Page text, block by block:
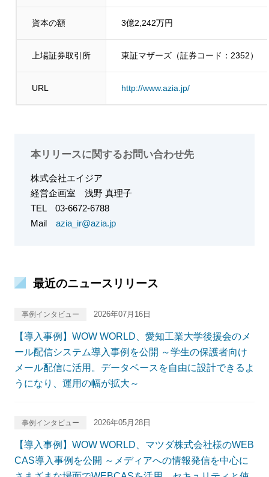
資本の額 3億2,242万円
上場証券取引所 東証マザーズ（証券コード：2352）
URL http://www.azia.jp/
本リリースに関するお問い合わせ先
株式会社エイジア
経営企画室 浅野 真理子
TEL 03-6672-6788
Mail azia_ir@azia.jp
最近のニュースリリース
事例インタビュー 2026年07月16日
【導入事例】WOW WORLD、愛知工業大学後援会のメ
ール配信システム導入事例を公開 ～学生の保護者向け
メール配信に活用。データベースを自由に設計できるよ
うになり、運用の幅が拡大～
事例インタビュー 2026年05月28日
【導入事例】WOW WORLD、マツダ株式会社様のWEB
CAS導入事例を公開 ～メディアへの情報発信を中心に